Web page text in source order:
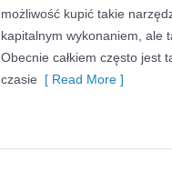
możliwość kupić takie
kapitalnym wykonaniem, ale
Obecnie całkiem często jest
czasie [ Read More ]